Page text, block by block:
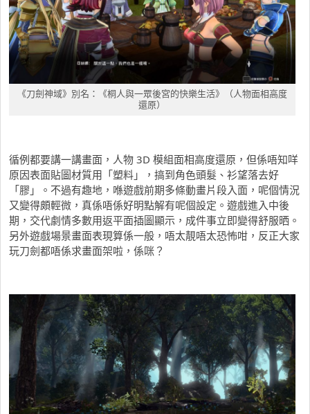
《刀劍神域》別名：《桐人與一眾後宮的快樂生活》（人物面相高度
還原）
循例都要講一講畫面，人物 3D 模組面相高度還原，但係唔知咩
原因表面貼圖材質用「塑料」，搞到角色頭髮、衫望落去好
「膠」。不過有趣地，喺遊戲前期多條動畫片段入面，呢個情況
又變得頗輕微，真係唔係好明點解有呢個設定。遊戲進入中後
期，交代劇情多數用返平面插圖顯示，成件事立即變得舒服晒。
另外遊戲場景畫面表現算係一般，唔太靚唔太恐怖咁，反正大家
玩刀劍都唔係求畫面架啦，係咪？